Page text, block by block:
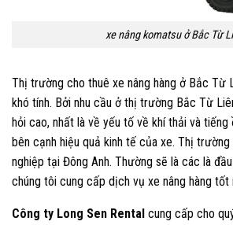
xe nâng komatsu ở Bắc Từ
Thị trường cho thuê xe nâng hàng ở Bắc
khó tính. Bởi nhu cầu ở thị trường Bắc Từ
hỏi cao, nhất là về yếu tố về khí thải và
bên cạnh hiệu quả kinh tế của xe. Thị
nghiệp tại Đông Anh. Thường sẽ là các là
chúng tôi cung cấp dịch vụ xe nâng hàng tốt
Công ty Long Sen Rental cung cấp cho